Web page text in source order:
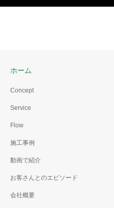
ホーム
Concept
Service
Flow
施工事例
動画で紹介
お客さんとのエピソード
会社概要